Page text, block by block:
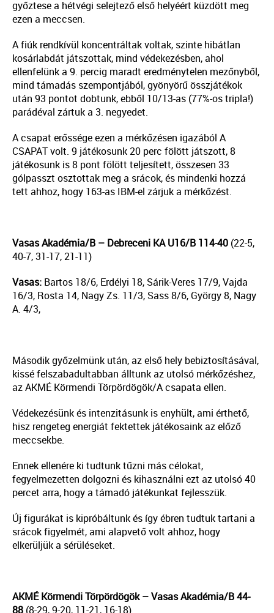
győztese a hétvégi selejtező első helyéért küzdött meg
ezen a meccsen.
A fiúk rendkívül koncentráltak voltak, szinte hibátlan
kosárlabdát játszottak, mind védekezésben, ahol
ellenfelünk a 9. percig maradt eredménytelen mezőnyből,
mind támadás szempontjából, gyönyörű összjátékok
után 93 pontot dobtunk, ebből 10/13-as (77%-os tripla!)
parádéval zártuk a 3. negyedet.
A csapat erőssége ezen a mérkőzésen igazából A
CSAPAT volt. 9 játékosunk 20 perc fölött játszott, 8
játékosunk is 8 pont fölött teljesített, összesen 33
gólpasszt osztottak meg a srácok, és mindenki hozzá
tett ahhoz, hogy 163-as IBM-el zárjuk a mérkőzést.
Vasas Akadémia/B – Debreceni KA U16/B 114-40 (22-5,
40-7, 31-17, 21-11)
Vasas: Bartos 18/6, Erdélyi 18, Sárik-Veres 17/9, Vajda
16/3, Rosta 14, Nagy Zs. 11/3, Sass 8/6, György 8, Nagy
A. 4/3,
Második győzelmünk után, az első hely bebiztosításával,
kissé felszabadultabban álltunk az utolsó mérkőzéshez,
az AKMÉ Körmendi Törpördögök/A csapata ellen.
Védekezésünk és intenzitásunk is enyhült, ami érthető,
hisz rengeteg energiát fektettek játékosaink az előző
meccsekbe.
Ennek ellenére ki tudtunk tűzni más célokat,
fegyelmezetten dolgozni és kihasználni ezt az utolsó 40
percet arra, hogy a támadó játékunkat fejlesszük.
Új figurákat is kipróbáltunk és így ébren tudtuk tartani a
srácok figyelmét, ami alapvető volt ahhoz, hogy
elkerüljük a sérüléseket.
AKMÉ Körmendi Törpördögök – Vasas Akadémia/B 44-
88 (8-29, 9-20, 11-21, 16-18)